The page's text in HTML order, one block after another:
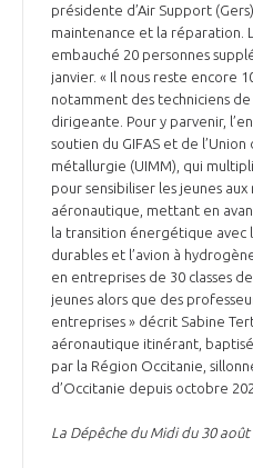
présidente d’Air Support
maintenance et la réparation.
embauché 20 personnes
janvier. « Il nous reste encore
notamment des techniciens
dirigeante. Pour y parvenir,
soutien du GIFAS et de
métallurgie (UIMM), qui
pour sensibiliser les jeunes
aéronautique, mettant en
la transition énergétique avec
durables et l’avion à
en entreprises de 30 classes
jeunes alors que des
entreprises » décrit Sabine
aéronautique itinérant,
par la Région Occitanie,
d’Occitanie depuis octobre
La Dépêche du Midi du 30 août